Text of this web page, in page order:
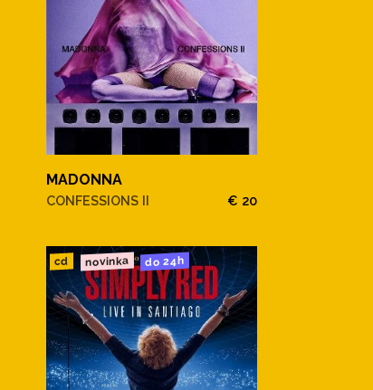
MADONNA
CONFESSIONS II € 20
cd novinka do 24h